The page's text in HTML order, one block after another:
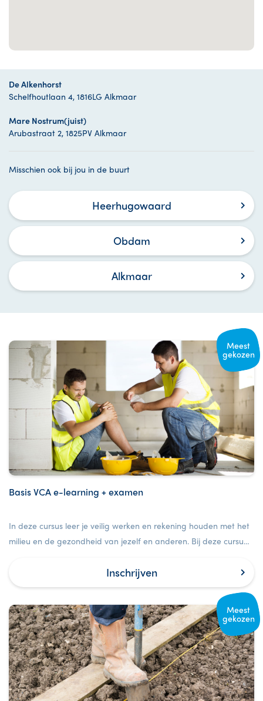
Meest
gekozen
Basis VCA e-learning + examen
In deze cursus leer je veilig werken en rekening houden met het
milieu en de gezondheid van jezelf en anderen. Bij deze cursus
Inschrijven
Meest
gekozen
De Alkenhorst
Schelfhoutlaan 4, 1816LG Alkmaar
Mare Nostrum(juist)
Arubastraat 2, 1825PV Alkmaar
Misschien ook bij jou in de buurt
Heerhugowaard
Obdam
Alkmaar